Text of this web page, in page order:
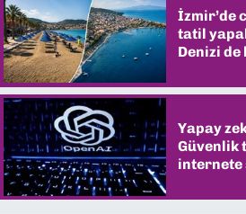
İzmir’de
tatil
Denizi
Yapay
Güvenlik
internete